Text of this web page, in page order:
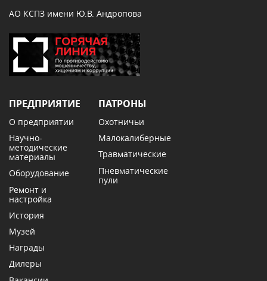
АО КСПЗ имени Ю.В. Андропова
ПРЕДПРИЯТИЕ
О предприятии
Научно-
методические
материалы
Оборудование
Ремонт и
настройка
История
Музей
Награды
Дилеры
ПАТРОНЫ
Охотничьи
Малокалиберные
Травматические
Пневматические
пули